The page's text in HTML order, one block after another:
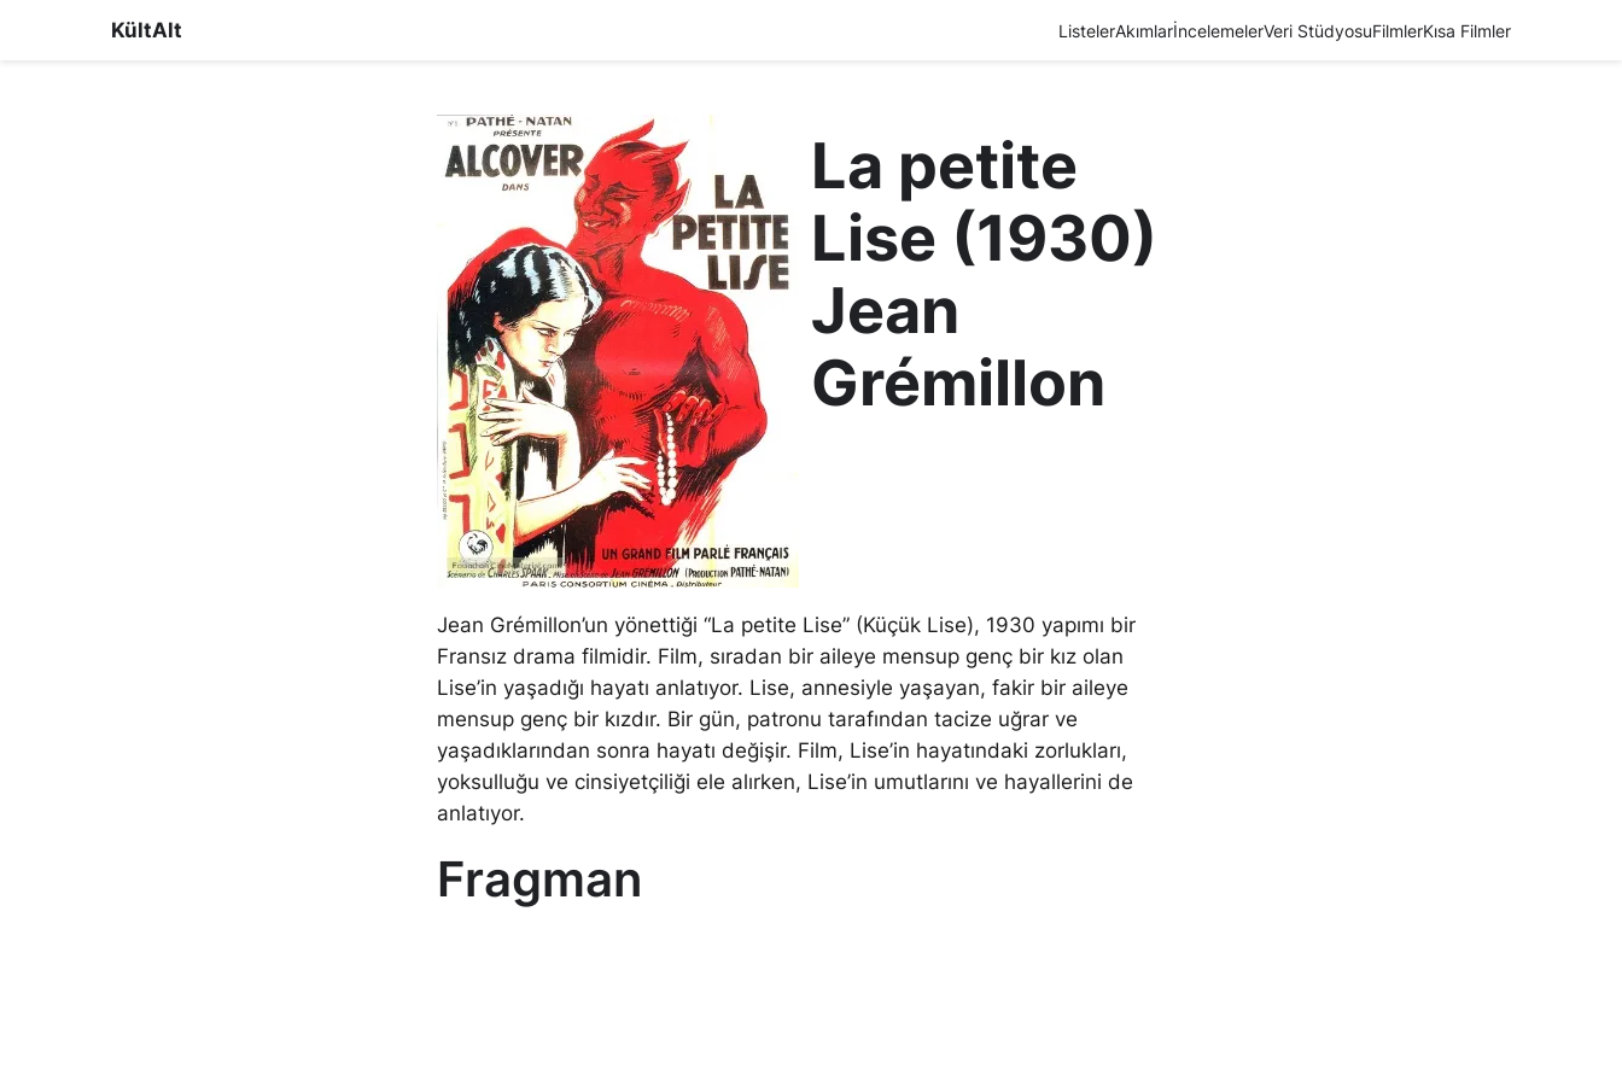
KültAlt ListelerAkımlarİncelemelerVeri StüdyosuFilmlerKısa Filmler
La petite
Lise (1930)
Jean
Grémillon
Jean Grémillon’un yönettiği “La petite Lise” (Küçük Lise), 1930 yapımı bir
Fransız drama filmidir. Film, sıradan bir aileye mensup genç bir kız olan
Lise’in yaşadığı hayatı anlatıyor. Lise, annesiyle yaşayan, fakir bir aileye
mensup genç bir kızdır. Bir gün, patronu tarafından tacize uğrar ve
yaşadıklarından sonra hayatı değişir. Film, Lise’in hayatındaki zorlukları,
yoksulluğu ve cinsiyetçiliği ele alırken, Lise’in umutlarını ve hayallerini de
anlatıyor.
Fragman